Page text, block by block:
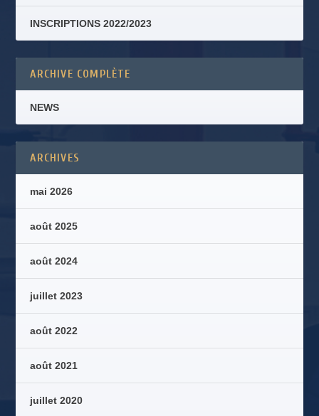
INSCRIPTIONS 2022/2023
ARCHIVE COMPLÈTE
NEWS
ARCHIVES
mai 2026
août 2025
août 2024
juillet 2023
août 2022
août 2021
juillet 2020